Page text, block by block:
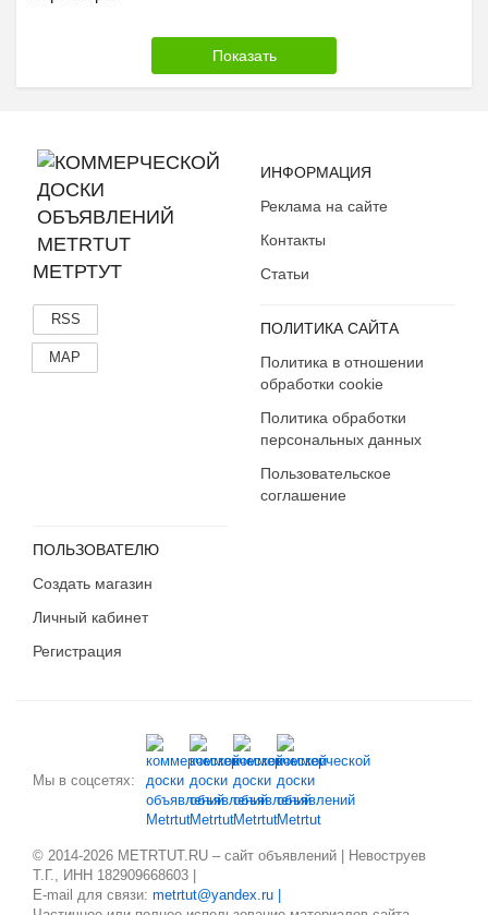
МЕТРТУТ
RSS
MAP
ИНФОРМАЦИЯ
Реклама на сайте
Контакты
Статьи
ПОЛИТИКА САЙТА
Политика в отношении
обработки cookie
Политика обработки
персональных данных
Пользовательское
соглашение
ПОЛЬЗОВАТЕЛЮ
Создать магазин
Личный кабинет
Регистрация
Мы в соцсетях:
© 2014-2026 METRTUT.RU – сайт объявлений | Невоструев
Т.Г., ИНН 182909668603 |
E-mail для связи: metrtut@yandex.ru |